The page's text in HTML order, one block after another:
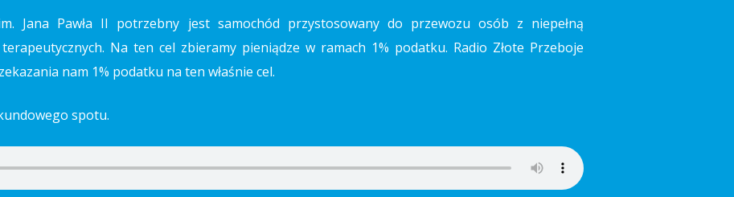
Jana Pawła II potrzebny jest samochód przystosowany do przewozu osób z niepełną
Na ten cel zbieramy pieniądze w ramach 1% podatku. Radio Złote Przeboje
nam 1% podatku na ten właśnie cel.
spotu.